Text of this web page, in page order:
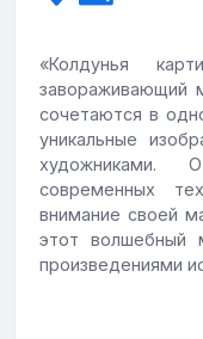
«Колдунья
завораживающий
сочетаются в
уникальные
художниками.
современных
внимание своей
этот волшебный
произведениями